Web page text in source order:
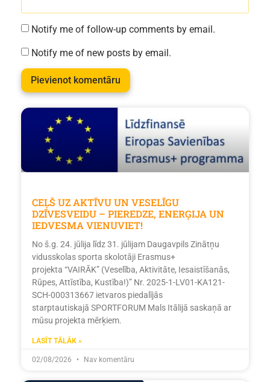
Notify me of follow-up comments by email.
Notify me of new posts by email.
CEĻŠ UZ AKTĪVU UN VESELĪGU
DZĪVESVEIDU – PIEREDZE, ENERĢIJA UN
IEDVESMA VIENUVIET!
No š.g. 24. jūlija līdz 31. jūlijam Daugavpils Zinātņu
vidusskolas sporta skolotāji Erasmus+
projekta “VAIRĀK” (Veselība, Aktivitāte, Iesaistīšanās,
Rūpes, Attīstība, Kustība!)” Nr. 2025-1-LV01-KA121-
SCH-000313667 ietvaros piedalījās
starptautiskajā SPORTFORUM Mals Itālijā saskaņā ar
mūsu projekta mērķiem.
LASĪT TĀLĀK »
02/08/2026 Nav komentāru